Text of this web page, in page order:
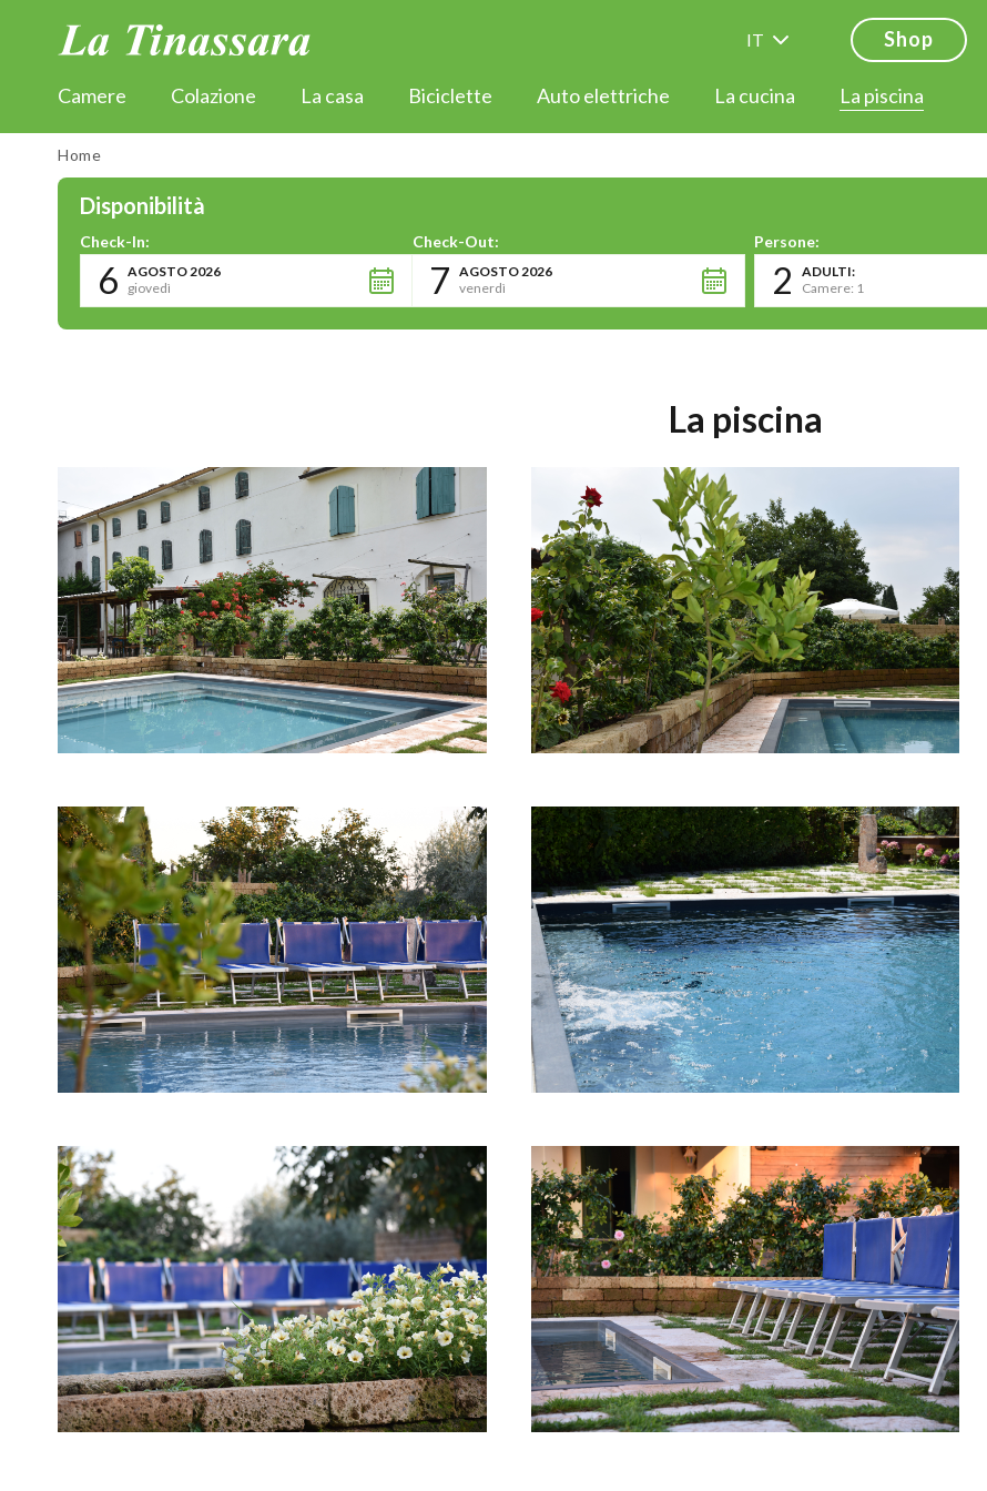
La Tinassara IT Shop
Camere Colazione La casa Biciclette Auto elettriche La cucina La piscina
Home
Disponibilità
Check-In:
6 AGOSTO 2026
giovedì
Check-Out:
7 AGOSTO 2026
venerdì
Persone:
2
ADULTI:
Camere: 1
La piscina